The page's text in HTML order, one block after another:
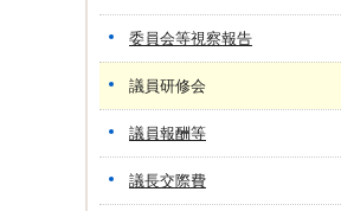
委員会等視察報告
議員研修会
議員報酬等
議長交際費